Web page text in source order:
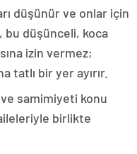
düşünür ve onlar için
düşünceli, koca
izin vermez;
tatlı bir yer ayırır.
samimiyeti konu
birlikte